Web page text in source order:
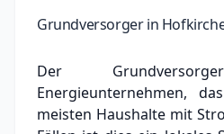
Grundversorger in
Der
Energieunternehmen,
meisten Haushalte mit